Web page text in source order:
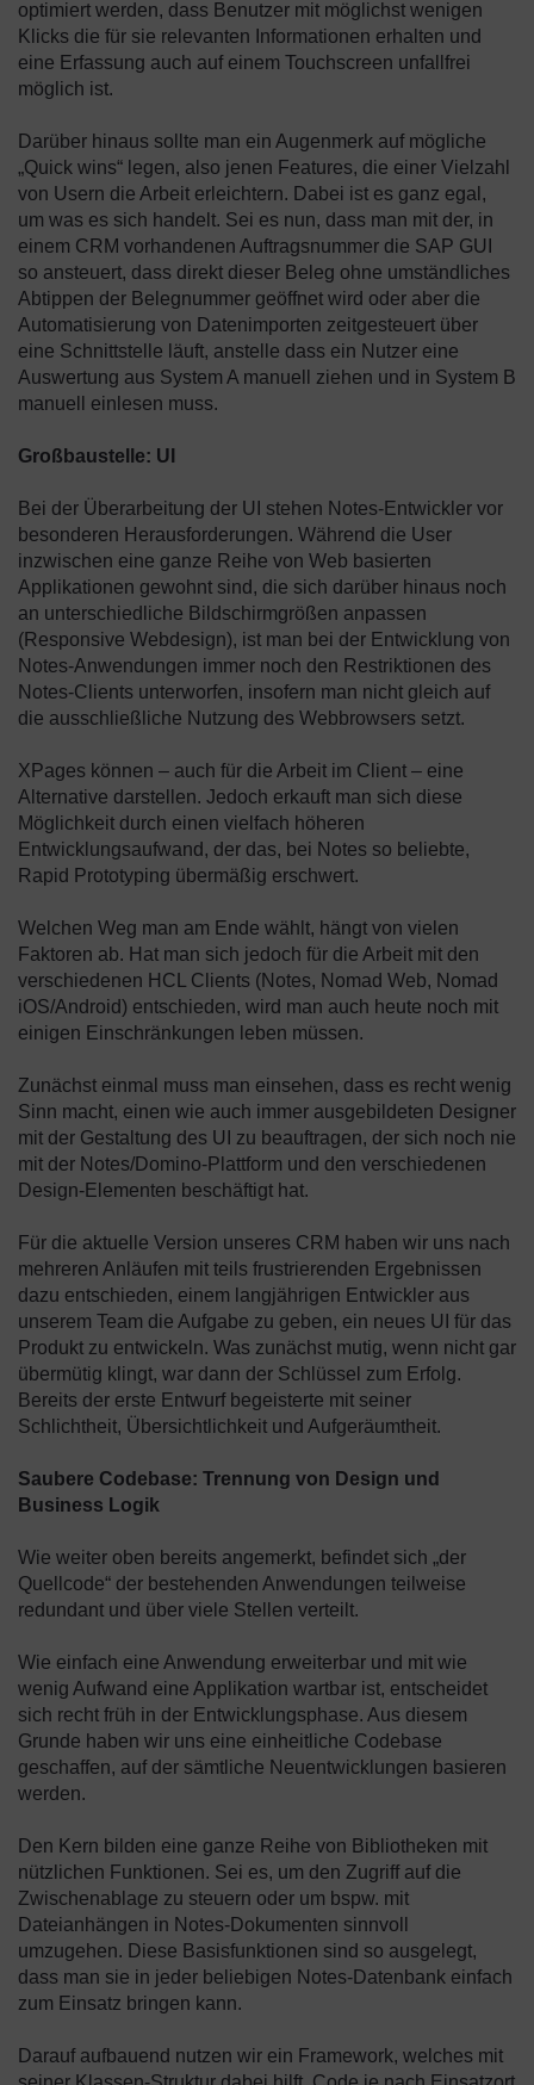
optimiert werden, dass Benutzer mit möglichst wenigen
Klicks die für sie relevanten Informationen erhalten und
eine Erfassung auch auf einem Touchscreen unfallfrei
möglich ist.
Darüber hinaus sollte man ein Augenmerk auf mögliche
„Quick wins“ legen, also jenen Features, die einer Vielzahl
von Usern die Arbeit erleichtern. Dabei ist es ganz egal,
um was es sich handelt. Sei es nun, dass man mit der, in
einem CRM vorhandenen Auftragsnummer die SAP GUI
so ansteuert, dass direkt dieser Beleg ohne umständliches
Abtippen der Belegnummer geöffnet wird oder aber die
Automatisierung von Datenimporten zeitgesteuert über
eine Schnittstelle läuft, anstelle dass ein Nutzer eine
Auswertung aus System A manuell ziehen und in System B
manuell einlesen muss.
Großbaustelle: UI
Bei der Überarbeitung der UI stehen Notes-Entwickler vor
besonderen Herausforderungen. Während die User
inzwischen eine ganze Reihe von Web basierten
Applikationen gewohnt sind, die sich darüber hinaus noch
an unterschiedliche Bildschirmgrößen anpassen
(Responsive Webdesign), ist man bei der Entwicklung von
Notes-Anwendungen immer noch den Restriktionen des
Notes-Clients unterworfen, insofern man nicht gleich auf
die ausschließliche Nutzung des Webbrowsers setzt.
XPages können – auch für die Arbeit im Client – eine
Alternative darstellen. Jedoch erkauft man sich diese
Möglichkeit durch einen vielfach höheren
Entwicklungsaufwand, der das, bei Notes so beliebte,
Rapid Prototyping übermäßig erschwert.
Welchen Weg man am Ende wählt, hängt von vielen
Faktoren ab. Hat man sich jedoch für die Arbeit mit den
verschiedenen HCL Clients (Notes, Nomad Web, Nomad
iOS/Android) entschieden, wird man auch heute noch mit
einigen Einschränkungen leben müssen.
Zunächst einmal muss man einsehen, dass es recht wenig
Sinn macht, einen wie auch immer ausgebildeten Designer
mit der Gestaltung des UI zu beauftragen, der sich noch nie
mit der Notes/Domino-Plattform und den verschiedenen
Design-Elementen beschäftigt hat.
Für die aktuelle Version unseres CRM haben wir uns nach
mehreren Anläufen mit teils frustrierenden Ergebnissen
dazu entschieden, einem langjährigen Entwickler aus
unserem Team die Aufgabe zu geben, ein neues UI für das
Produkt zu entwickeln. Was zunächst mutig, wenn nicht gar
übermütig klingt, war dann der Schlüssel zum Erfolg.
Bereits der erste Entwurf begeisterte mit seiner
Schlichtheit, Übersichtlichkeit und Aufgeräumtheit.
Saubere Codebase: Trennung von Design und
Business Logik
Wie weiter oben bereits angemerkt, befindet sich „der
Quellcode“ der bestehenden Anwendungen teilweise
redundant und über viele Stellen verteilt.
Wie einfach eine Anwendung erweiterbar und mit wie
wenig Aufwand eine Applikation wartbar ist, entscheidet
sich recht früh in der Entwicklungsphase. Aus diesem
Grunde haben wir uns eine einheitliche Codebase
geschaffen, auf der sämtliche Neuentwicklungen basieren
werden.
Den Kern bilden eine ganze Reihe von Bibliotheken mit
nützlichen Funktionen. Sei es, um den Zugriff auf die
Zwischenablage zu steuern oder um bspw. mit
Dateianhängen in Notes-Dokumenten sinnvoll
umzugehen. Diese Basisfunktionen sind so ausgelegt,
dass man sie in jeder beliebigen Notes-Datenbank einfach
zum Einsatz bringen kann.
Darauf aufbauend nutzen wir ein Framework, welches mit